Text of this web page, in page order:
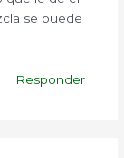
se puede
Responder